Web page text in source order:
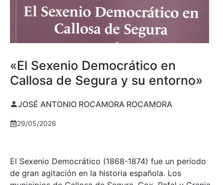
«El Sexenio Democrático en
Callosa de Segura y su entorno»
JOSÉ ANTONIO ROCAMORA ROCAMORA
29/05/2026
El Sexenio Democrático (1868-1874) fue un período
de gran agitación en la historia española. Los